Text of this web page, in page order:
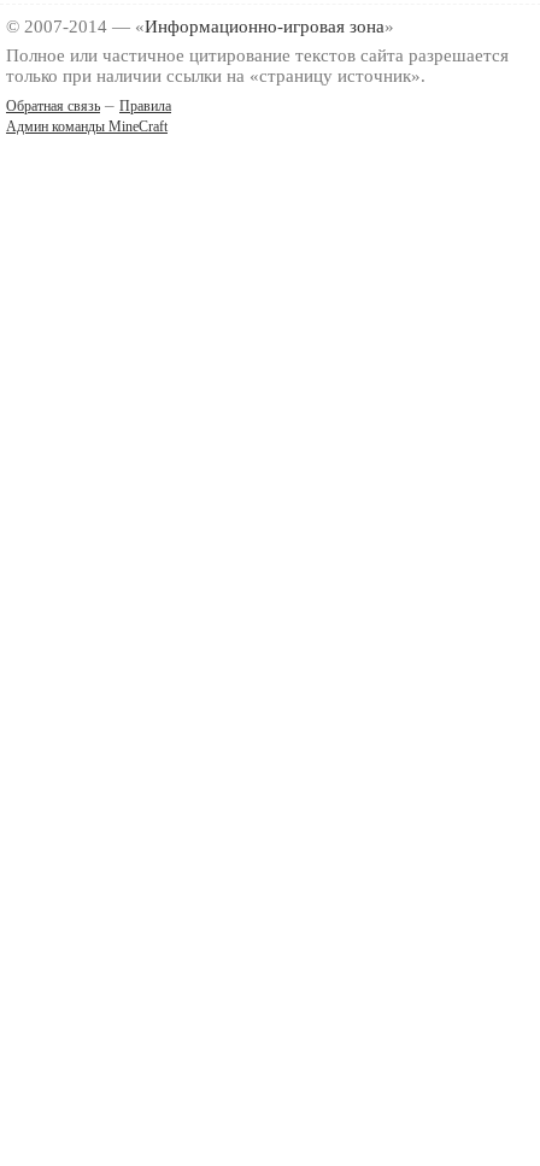
© 2007-2014 — «Информационно-игровая зона»
Полное или частичное цитирование текстов сайта разрешается
только при наличии ссылки на «страницу источник».
Обратная связь – Правила
Админ команды MineCraft